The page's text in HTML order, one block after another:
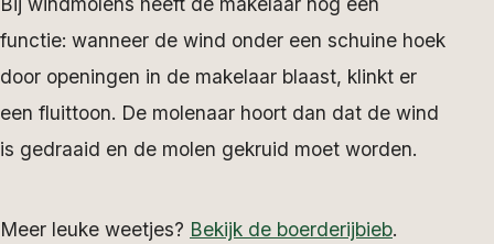
functie: wanneer de wind onder een schuine hoek
door openingen in de makelaar blaast, klinkt er
een fluittoon. De molenaar hoort dan dat de wind
is gedraaid en de molen gekruid moet worden.
Meer leuke weetjes? Bekijk de boerderijbieb.